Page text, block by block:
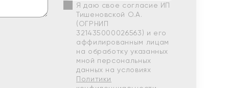
Я даю свое согласие ИП
Тишеновской О.А.
(ОГРНИП
321435000026563) и его
аффилированным лицам
на обработку указанных
мной персональных
данных на условиях
Политики